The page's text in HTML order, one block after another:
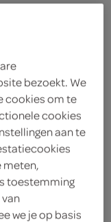
bezoekt. We
cookies om te
cookies
aan te
meten,
toestemming
we je op basis